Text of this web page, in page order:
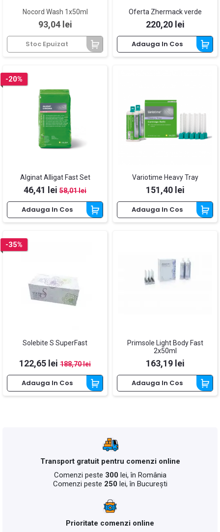
Nocord Wash 1x50ml
Pret
93,04 lei
Stoc Epuizat
Oferta Zhermack verde
Pret
220,20 lei
Adauga In Cos
Alginat Alligat Fast Set
Pret
46,41 lei Pret de baza
58,01 lei
Adauga In Cos
-20%
Variotime Heavy Tray
Pret
151,40 lei
Adauga In Cos
Solebite S SuperFast
Pret
122,65 lei Pret de baza
188,70 lei
Adauga In Cos
-35%
Primsole Light Body Fast
2x50ml
Pret
163,19 lei
Adauga In Cos
Transport gratuit pentru comenzi online
Comenzi peste 300lei, în România
Comenzi peste 250lei, în București
Prioritate comenzi online